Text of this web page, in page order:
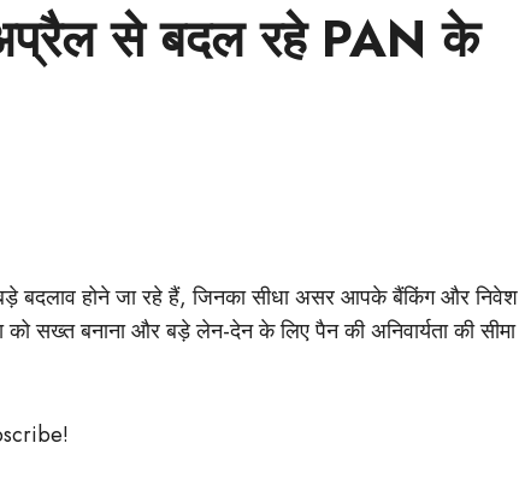
से बदल रहे PAN के
बदलाव होने जा रहे हैं, जिनका सीधा असर आपके बैंकिंग और निवेश
सख्त बनाना और बड़े लेन-देन के लिए पैन की अनिवार्यता की सीमा